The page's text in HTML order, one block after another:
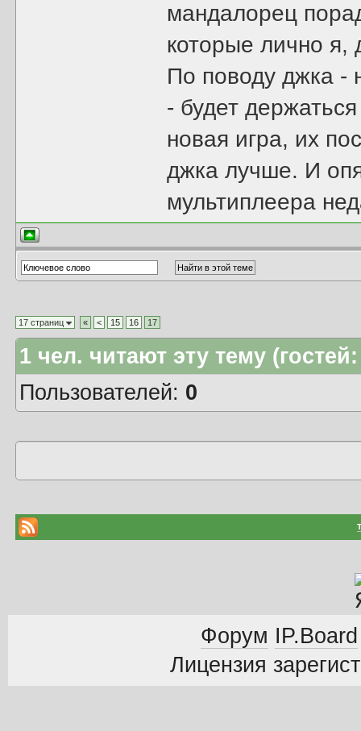
мандалорец
которые лично
По поводу джка -
- будет
новая игра, их
джка лучше. И
мультиплеера
17 страниц « < 15 16 17
1 чел. читают эту тему
Пользователей: 0
Форум IP.Board
Лицензия